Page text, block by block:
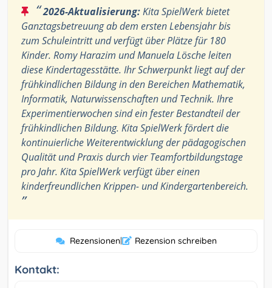
“2026-Aktualisierung:Kita SpielWerk bietet
Ganztagsbetreuung ab dem ersten Lebensjahr bis
zum Schuleintritt und verfügt über Plätze für 180
Kinder. Romy Harazim und Manuela Lösche leiten
diese Kindertagesstätte. Ihr Schwerpunkt liegt auf der
frühkindlichen Bildung in den Bereichen Mathematik,
Informatik, Naturwissenschaften und Technik. Ihre
Experimentierwochen sind ein fester Bestandteil der
frühkindlichen Bildung. Kita SpielWerk fördert die
kontinuierliche Weiterentwicklung der pädagogischen
Qualität und Praxis durch vier Teamfortbildungstage
pro Jahr. Kita SpielWerk verfügt über einen
kinderfreundlichen Krippen- und Kindergartenbereich.
”
Rezensionen| Rezension schreiben
Kontakt: